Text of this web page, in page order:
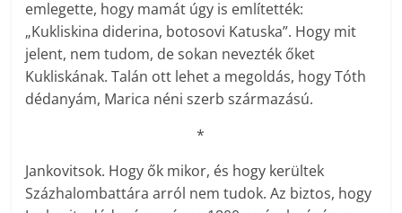
emlegette, hogy mamát úgy is említették:
„Kukliskina diderina, botosovi Katuska”. Hogy mit
jelent, nem tudom, de sokan nevezték őket
Kukliskának. Talán ott lehet a megoldás, hogy Tóth
dédanyám, Marica néni szerb származású.
*
Jankovitsok. Hogy ők mikor, és hogy kerültek
Százhalombattára arról nem tudok. Az biztos, hogy